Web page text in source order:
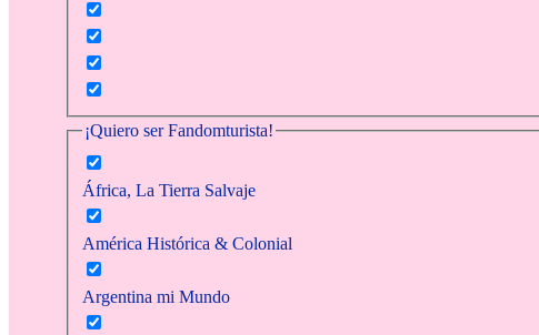
¡Quiero ser Fandomturista!
África, La Tierra Salvaje
América Histórica & Colonial
Argentina mi Mundo